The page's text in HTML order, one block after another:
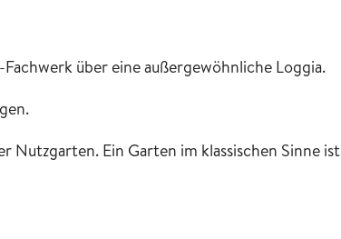
über eine außergewöhnliche Loggia.
Ein Garten im klassischen Sinne ist